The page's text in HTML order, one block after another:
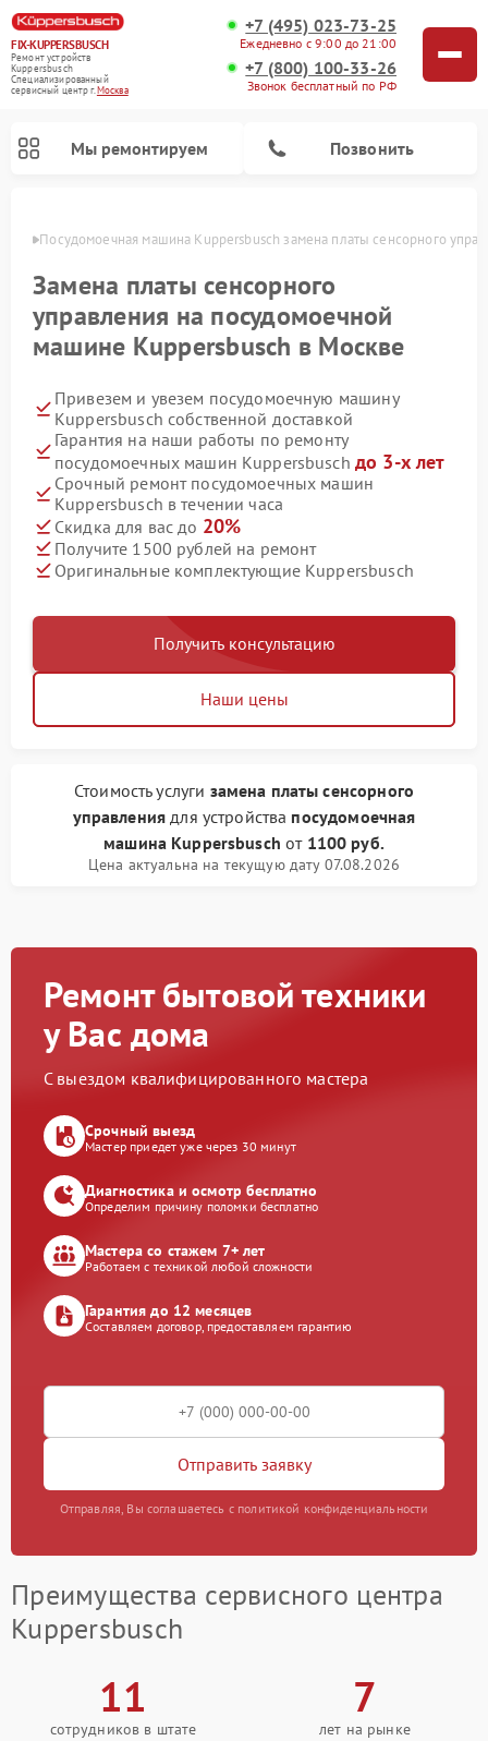
FIX-KUPPERSBUSCH
Ремонт устройств
Kuppersbusch
Специализированный
cервисный центр г.Москва
+7 (495) 023-73-25
Ежедневно с 9:00 до 21:00
+7 (800) 100-33-26
Звонок бесплатный по РФ
Мы ремонтируем Позвонить
Посудомоечная машина Kuppersbusch замена платы сенсорного
Замена платы сенсорного
управления на посудомоечной
машине Kuppersbusch в Москве
Привезем и увезем посудомоечную машину
Kuppersbusch собственной доставкой
Гарантия на наши работы по ремонту
посудомоечных машин Kuppersbusch до 3-х лет
Срочный ремонт посудомоечных машин
Kuppersbusch в течении часа
Скидка для вас до 20%
Получите 1500 рублей на ремонт
Оригинальные комплектующие Kuppersbusch
Получить консультацию
Наши цены
Стоимость услуги замена платы сенсорного
управления для устройства посудомоечная
машина Kuppersbusch от 1100 руб.
Цена актуальна на текущую дату 07.08.2026
Ремонт бытовой техники
у Вас дома
С выездом квалифицированного мастера
Срочный выезд
Мастер приедет уже через 30 минут
Диагностика и осмотр бесплатно
Определим причину поломки бесплатно
Мастера со стажем 7+ лет
Работаем с техникой любой сложности
Гарантия до 12 месяцев
Составляем договор, предоставляем гарантию
Отправить заявку
Отправляя, Вы соглашаетесь с политикой конфиденциальности
Преимущества сервисного центра
Kuppersbusch
11
сотрудников в штате
7
лет на рынке